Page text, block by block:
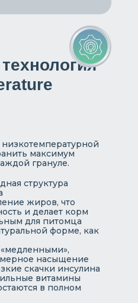
максимум
грануле.
структура
жиров, что
и делает корм
для питомца
форме, как
насыщение
скачки инсулина
витамины
в полном